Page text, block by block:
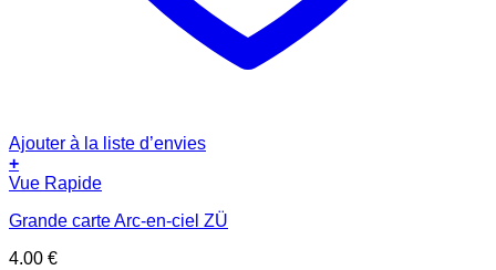
Ajouter à la liste d’envies
+
Vue Rapide
Grande carte Arc-en-ciel ZÜ
4.00 €